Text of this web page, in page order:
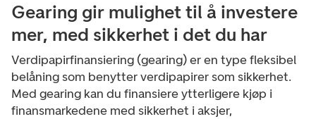
Gearing gir mulighet til å investere
mer, med sikkerhet i det du har
Verdipapirfinansiering (gearing) er en type fleksibel
belåning som benytter verdipapirer som sikkerhet.
Med gearing kan du finansiere ytterligere kjøp i
finansmarkedene med sikkerhet i aksjer,